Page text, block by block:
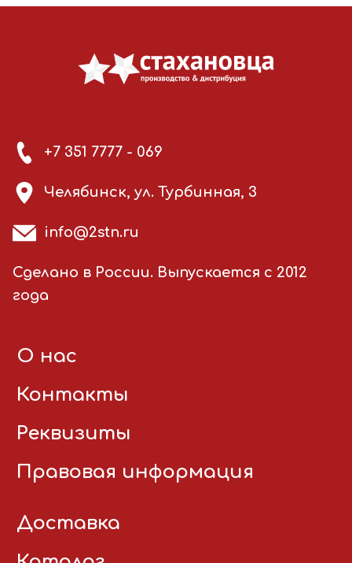
+7 351 7777 - 069
Челябинск, ул. Турбинная, 3
info@2stn.ru
Сделано в России. Выпускается с 2012
года
О нас
Контакты
Реквизиты
Правовая информация
Доставка